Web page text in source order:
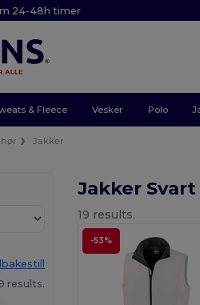
24-48h timer
& Fleece Vesker Polo
Jakker
results.
Jakker
19 results.
-53%